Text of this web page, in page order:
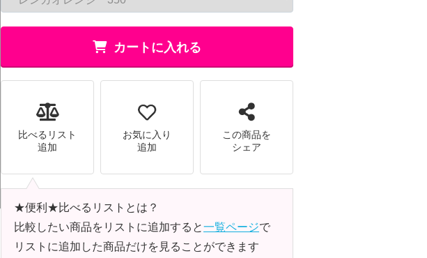
カートに入れる
比べるリスト
追加
お気に入り
追加
この商品を
シェア
★便利★比べるリストとは？
比較したい商品をリストに追加すると一覧ページで
リストに追加した商品だけを見ることができます